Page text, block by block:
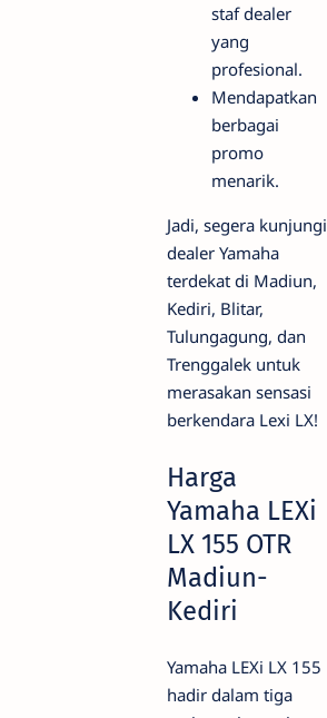
staf dealer
yang
profesional.
Mendapatkan
berbagai
promo
menarik.
Jadi, segera kunjungi
dealer Yamaha
terdekat di Madiun,
Kediri, Blitar,
Tulungagung, dan
Trenggalek untuk
merasakan sensasi
berkendara Lexi LX!
Harga
Yamaha LEXi
LX 155 OTR
Madiun-
Kediri
Yamaha LEXi LX 155
hadir dalam tiga